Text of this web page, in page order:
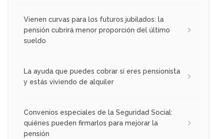
Vienen curvas para los futuros jubilados: la
pensión cubrirá menor proporción del último
sueldo
La ayuda que puedes cobrar si eres pensionista
y estás viviendo de alquiler
Convenios especiales de la Seguridad Social:
quiénes pueden firmarlos para mejorar la
pensión